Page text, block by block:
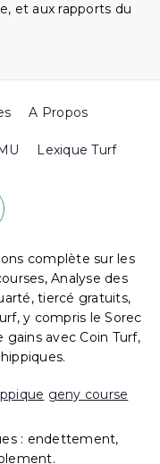
et aux rapports du
A Propos
Lexique Turf
complète sur les
Analyse des
tiercé gratuits,
y compris le Sorec
gains avec Coin Turf,
geny course
: endettement,